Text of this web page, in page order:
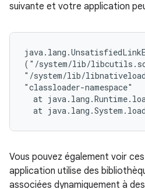
suivante et votre application
("/system/lib/
"/system/lib/
"classloader-namespace"
at
Vous pouvez également voir
application utilise des
associées dynamiquement à